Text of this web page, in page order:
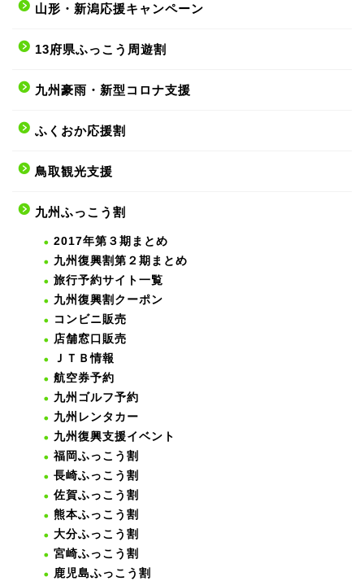
山形・新潟応援キャンペーン
13府県ふっこう周遊割
九州豪雨・新型コロナ支援
ふくおか応援割
鳥取観光支援
九州ふっこう割
2017年第３期まとめ
九州復興割第２期まとめ
旅行予約サイト一覧
九州復興割クーポン
コンビニ販売
店舗窓口販売
ＪＴＢ情報
航空券予約
九州ゴルフ予約
九州レンタカー
九州復興支援イベント
福岡ふっこう割
長崎ふっこう割
佐賀ふっこう割
熊本ふっこう割
大分ふっこう割
宮崎ふっこう割
鹿児島ふっこう割